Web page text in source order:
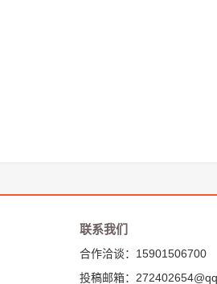
联系我们
合作洽谈：15901506700
投稿邮箱：